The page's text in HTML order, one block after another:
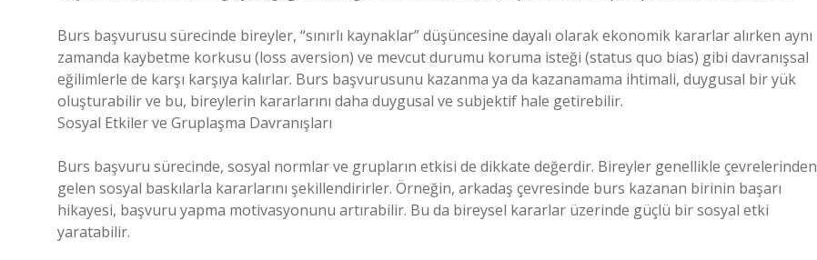
Burs başvurusu sürecinde bireyler, “sınırlı kaynaklar” düşüncesine dayalı olarak ekonomik kararlar alırken aynı
zamanda kaybetme korkusu (loss aversion) ve mevcut durumu koruma isteği (status quo bias) gibi davranışsal
eğilimlerle de karşı karşıya kalırlar. Burs başvurusunu kazanma ya da kazanamama ihtimali, duygusal bir yük
oluşturabilir ve bu, bireylerin kararlarını daha duygusal ve subjektif hale getirebilir.
Sosyal Etkiler ve Gruplaşma Davranışları
Burs başvuru sürecinde, sosyal normlar ve grupların etkisi de dikkate değerdir. Bireyler genellikle çevrelerinden
gelen sosyal baskılarla kararlarını şekillendirirler. Örneğin, arkadaş çevresinde burs kazanan birinin başarı
hikayesi, başvuru yapma motivasyonunu artırabilir. Bu da bireysel kararlar üzerinde güçlü bir sosyal etki
yaratabilir.